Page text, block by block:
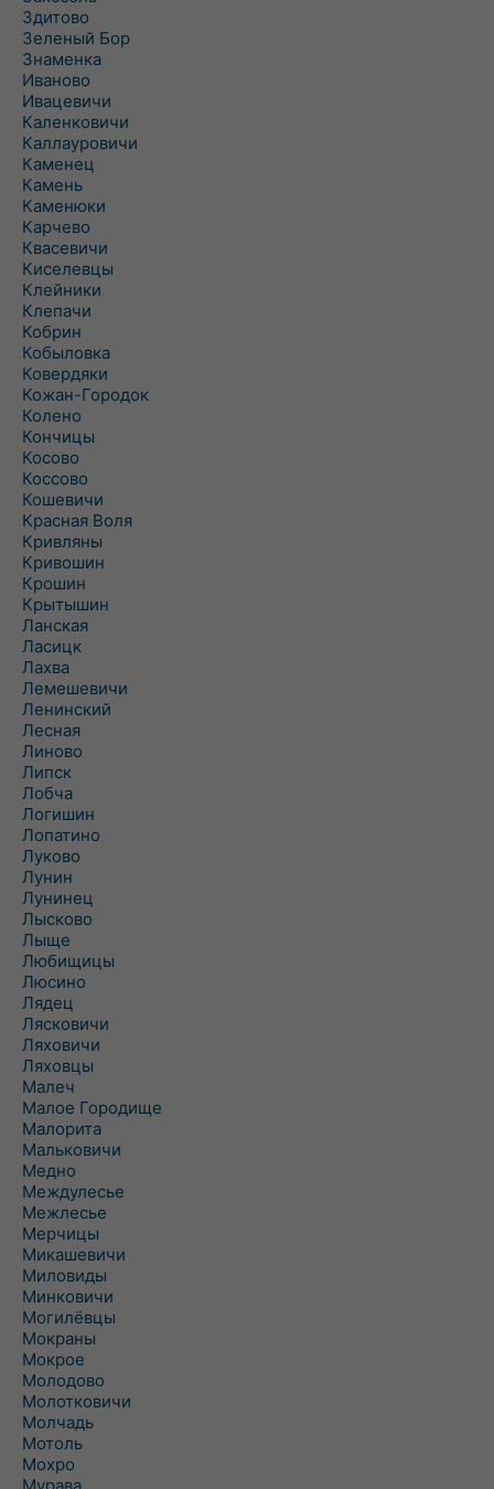
Здитово
Зеленый Бор
Знаменка
Иваново
Ивацевичи
Каленковичи
Каллауровичи
Каменец
Камень
Каменюки
Карчево
Квасевичи
Киселевцы
Клейники
Клепачи
Кобрин
Кобыловка
Ковердяки
Кожан-Городок
Колено
Кончицы
Косово
Коссово
Кошевичи
Красная Воля
Кривляны
Кривошин
Крошин
Крытышин
Ланская
Ласицк
Лахва
Лемешевичи
Ленинский
Лесная
Линово
Липск
Лобча
Логишин
Лопатино
Луково
Лунин
Лунинец
Лысково
Лыще
Любищицы
Люсино
Лядец
Лясковичи
Ляховичи
Ляховцы
Малеч
Малое Городище
Малорита
Мальковичи
Медно
Междулесье
Межлесье
Мерчицы
Микашевичи
Миловиды
Минковичи
Могилёвцы
Мокраны
Мокрое
Молодово
Молотковичи
Молчадь
Мотоль
Мохро